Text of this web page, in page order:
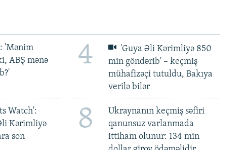
'Mənim
ABŞ mənə
4
'Guya Əli Kərimliyə 850
min göndərib' – keçmiş
mühafizəçi tutuldu, Bakıya
verilə bilər
Watch':
Kərimliyə
son
8
Ukraynanın keçmiş səfiri
qanunsuz varlanmada
ittiham olunur: 134 min